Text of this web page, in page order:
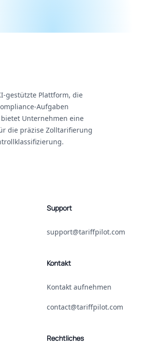
gestützte Plattform, die
Aufgaben
Unternehmen eine
die präzise Zolltarifierung
Support
support@tariffpilot.com
Kontakt
Kontakt aufnehmen
contact@tariffpilot.com
Rechtliches